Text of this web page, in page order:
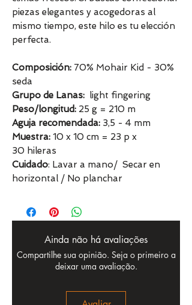
piezas elegantes y acogedoras al
mismo tiempo, este hilo es tu elección
perfecta.
Composición: 70% Mohair Kid - 30%
seda
Grupo de Lanas: light fingering
Peso/longitud: 25 g = 210 m
Aguja recomendada: 3,5 - 4 mm
Muestra: 10 x 10 cm = 23 p x
30 hileras
Cuidado: Lavar a mano/ Secar en
horizontal / No planchar
Ainda não há avaliações
Compartilhe sua opinião. Seja o primeiro a
deixar uma avaliação.